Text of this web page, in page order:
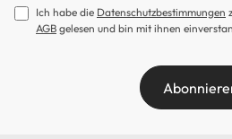
Ich habe die Datenschutzbestimmungen
AGB gelesen und bin mit ihnen